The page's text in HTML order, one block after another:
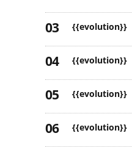
{{evolution}}
{{evolution}}
{{evolution}}
{{evolution}}